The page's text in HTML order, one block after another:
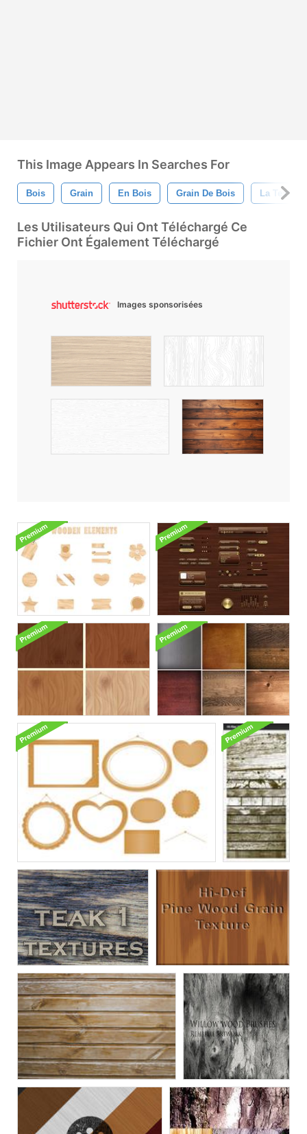
This Image Appears In Searches For
Bois Grain En Bois Grain De Bois La
Les Utilisateurs Qui Ont Téléchargé Ce
Fichier Ont Également Téléchargé
Images sponsorisées